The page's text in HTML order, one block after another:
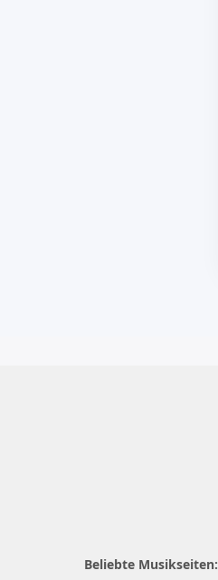
Beliebte Musikseiten: